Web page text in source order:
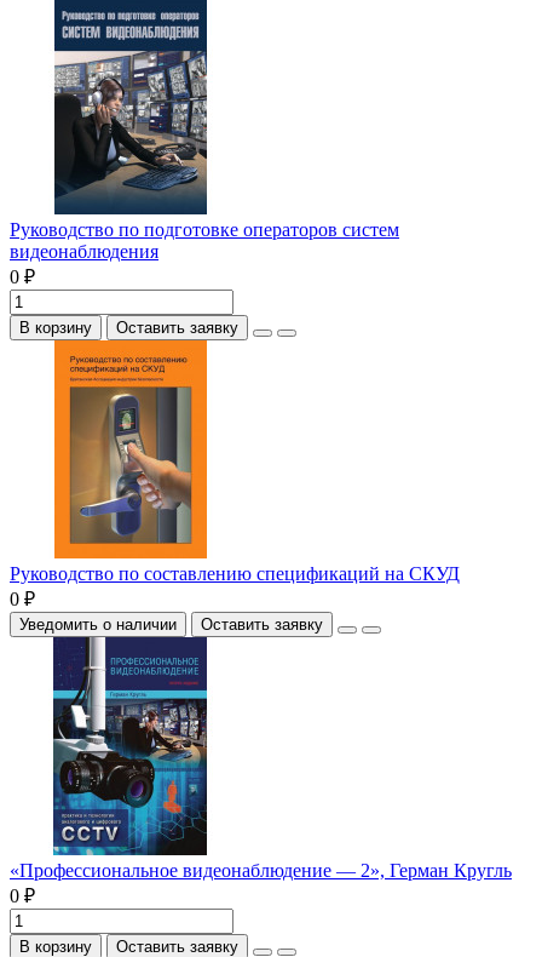
Руководство по подготовке операторов систем
видеонаблюдения
0 ₽
В корзину Оставить заявку
Руководство по составлению спецификаций на СКУД
0 ₽
Уведомить о наличии Оставить заявку
«Профессиональное видеонаблюдение — 2», Герман Кругль
0 ₽
В корзину Оставить заявку